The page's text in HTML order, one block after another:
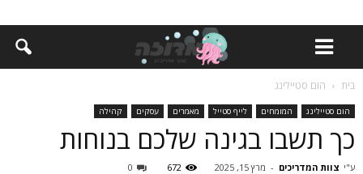
בית הום סטיילינג
הום סטיילינג המומחים לייף סטייל מאמרים עסקים קהילה
כך תשבו בגינה שלכם בנוחות
ע"י צוות המדריכים - מרץ 15, 2025 672
0